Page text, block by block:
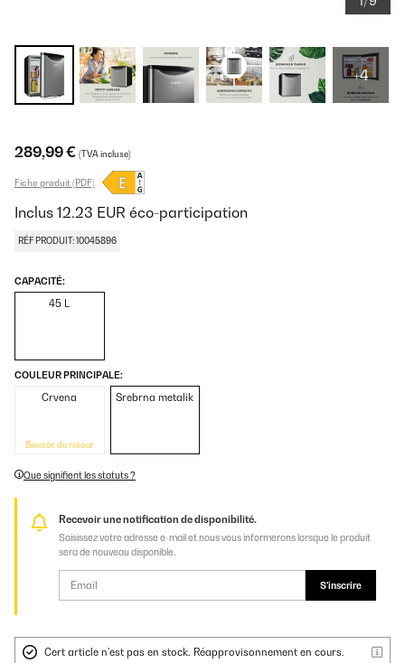
+4
289,99 € (TVA incluse)
Fiche produit (PDF)
Inclus 12.23 EUR éco-participation
RÉF PRODUIT: 10045896
CAPACITÉ:
45 L
COULEUR PRINCIPALE:
Crvena
Bientôt de retour
Srebrna metalik
Que signifient les statuts ?
Recevoir une notification de disponibilité.
Saisissez votre adresse e-mail et nous vous informerons lorsque le produit
sera de nouveau disponible.
S'inscrire
Cert article n'est pas en stock. Réapprovisonnement en cours.